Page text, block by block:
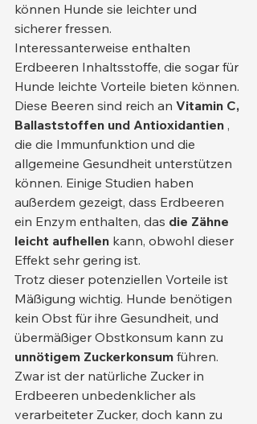
können Hunde sie leichter und
sicherer fressen.
Interessanterweise enthalten
Erdbeeren Inhaltsstoffe, die sogar für
Hunde leichte Vorteile bieten können.
Diese Beeren sind reich an Vitamin C,
Ballaststoffen und Antioxidantien ,
die die Immunfunktion und die
allgemeine Gesundheit unterstützen
können. Einige Studien haben
außerdem gezeigt, dass Erdbeeren
ein Enzym enthalten, das die Zähne
leicht aufhellen kann, obwohl dieser
Effekt sehr gering ist.
Trotz dieser potenziellen Vorteile ist
Mäßigung wichtig. Hunde benötigen
kein Obst für ihre Gesundheit, und
übermäßiger Obstkonsum kann zu
unnötigem Zuckerkonsum führen.
Zwar ist der natürliche Zucker in
Erdbeeren unbedenklicher als
verarbeiteter Zucker, doch kann zu